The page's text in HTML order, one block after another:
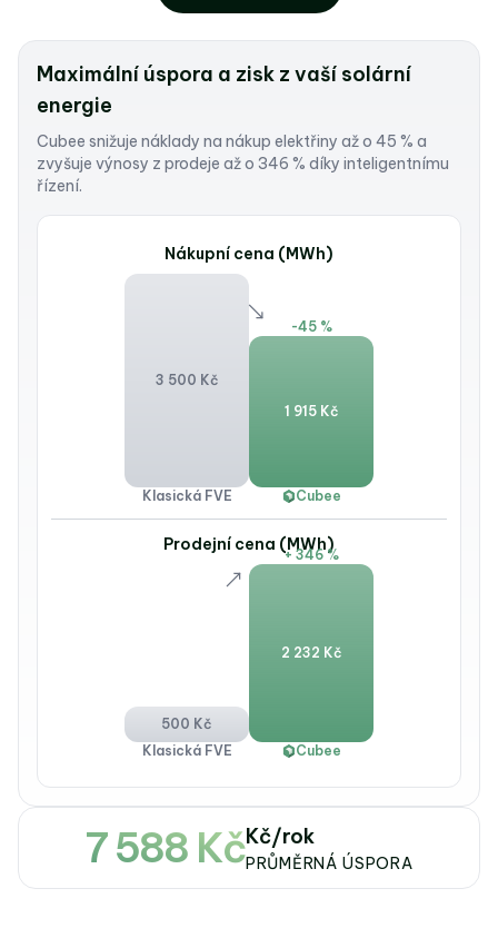
Maximální úspora a zisk z vaší solární
energie
Cubee snižuje náklady na nákup elektřiny až o 45 % a
zvyšuje výnosy z prodeje až o 346 % díky inteligentnímu
řízení.
Nákupní cena (MWh)
3 500 Kč
Klasická FVE
-45 %
1 915 Kč
Cubee
Prodejní cena (MWh)
500 Kč
Klasická FVE
+ 346 %
2 232 Kč
Cubee
7 588 KčKč/rok
PRŮMĚRNÁ ÚSPORA